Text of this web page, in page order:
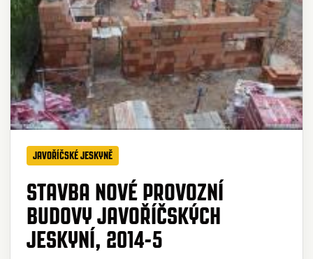
JAVOŘÍČSKÉ JESKYNĚ
STAVBA NOVÉ PROVOZNÍ
BUDOVY JAVOŘÍČSKÝCH
JESKYNÍ, 2014-5